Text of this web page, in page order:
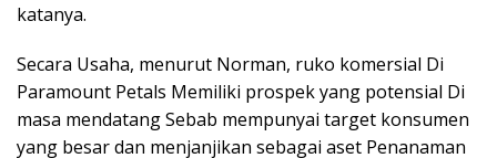
katanya.
Secara Usaha, menurut Norman, ruko komersial Di
Paramount Petals Memiliki prospek yang potensial Di
masa mendatang Sebab mempunyai target konsumen
yang besar dan menjanjikan sebagai aset Penanaman